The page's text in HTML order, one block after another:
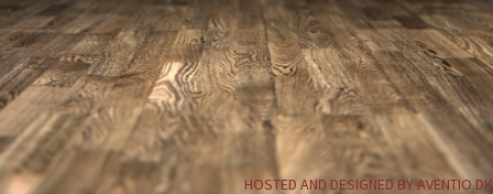
HOSTED AND DESIGNED BY AVENTIO.DK